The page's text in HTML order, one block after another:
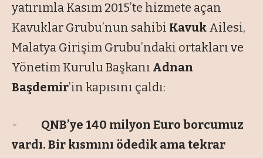
yatırımla Kasım 2015’te hizmete açan
Kavuklar Grubu’nun sahibi Kavuk Ailesi,
Malatya Girişim Grubu’ndaki ortakları ve
Yönetim Kurulu Başkanı Adnan
Başdemir’in kapısını çaldı:
- QNB’ye 140 milyon Euro borcumuz
vardı. Bir kısmını ödedik ama tekrar